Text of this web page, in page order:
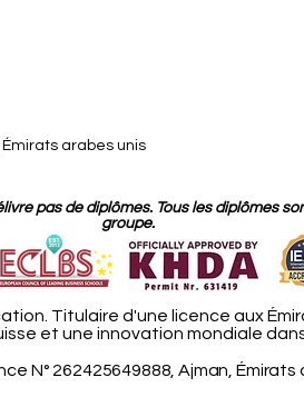
Émirats arabes unis
pas de diplômes. Tous les diplômes
groupe.
Titulaire d'une licence aux
et une innovation mondiale
N° 262425649888, Ajman, Émirats